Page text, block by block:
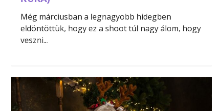
Még márciusban a legnagyobb hidegben
eldöntöttük, hogy ez a shoot túl nagy álom, hogy
veszni...